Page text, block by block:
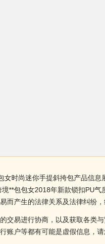
时尚迷你手提斜挎包产品信
**包包女2018年新款锁扣PU
产生的法律关系及法律纠纷，
交易进行协商，以及获取各类
户等都有可能是虚假信息，